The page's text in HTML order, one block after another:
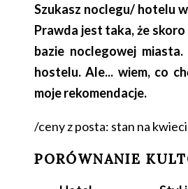
Szukasz noclegu/ hotelu
Prawda jest taka, że
bazie noclegowej
hostelu. Ale... wiem, co
moje rekomendacje.
/ceny z posta: stan na
PORÓWNANIE